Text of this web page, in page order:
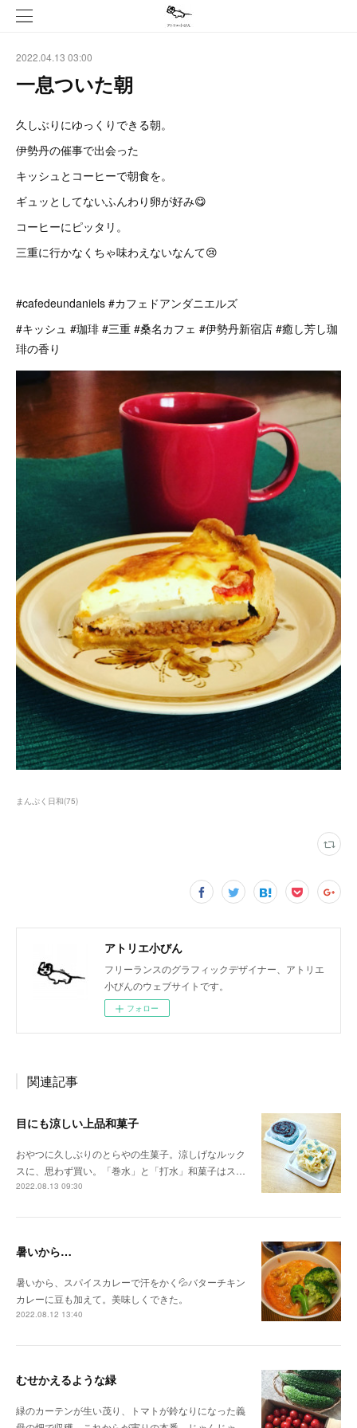
2022.04.13 03:00
一息ついた朝
久しぶりにゆっくりできる朝。
伊勢丹の催事で出会った
キッシュとコーヒーで朝食を。
ギュッとしてないふんわり卵が好み😋
コーヒーにピッタリ。
三重に行かなくちゃ味わえないなんて😢
#cafedeundaniels #カフェドアンダニエルズ
#キッシュ #珈琲 #三重 #桑名カフェ #伊勢丹新宿店 #癒し芳し珈
琲の香り
まんぷく日和(75)
アトリエ小びん
フリーランスのグラフィックデザイナー、アトリエ
小びんのウェブサイトです。
フォロー
関連記事
目にも涼しい上品和菓子
おやつに久しぶりのとらやの生菓子。涼しげなルック
スに、思わず買い。「巻水」と「打水」和菓子はス…
2022.08.13 09:30
暑いから…
暑いから、スパイスカレーで汗をかく💦バターチキン
カレーに豆も加えて。美味しくできた。
2022.08.12 13:40
むせかえるような緑
緑のカーテンが生い茂り、トマトが鈴なりになった義